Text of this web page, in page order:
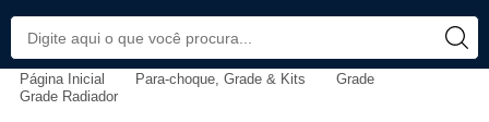
Página Inicial Para-choque, Grade & Kits
Grade
Grade Radiador